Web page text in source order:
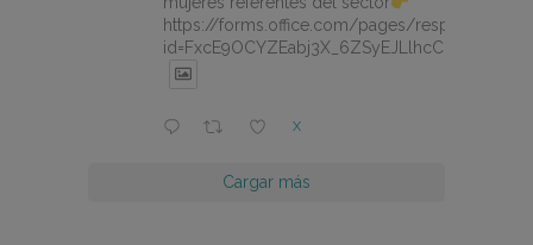
https://forms.office.com/pages/
X
Cargar más